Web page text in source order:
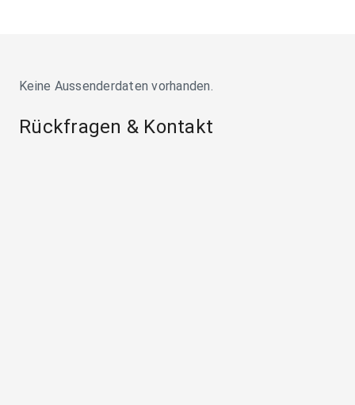
Keine Aussenderdaten vorhanden.
Rückfragen & Kontakt